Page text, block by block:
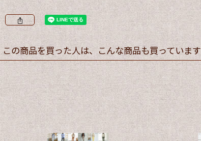
この商品を買った人は、こんな商品も買っています